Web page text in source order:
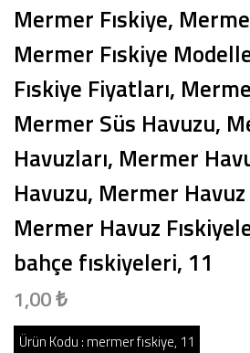
Mermer Fıskiye,
Mermer Fıskiye
Fıskiye Fiyatları,
Mermer Süs Havuzu,
Havuzları, Mermer
Havuzu, Mermer Havuz
Mermer Havuz
bahçe fıskiyeleri, 11
1,00 ₺
Ürün Kodu : mermer fıskiye, 11